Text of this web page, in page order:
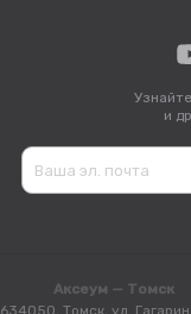
и
Аксеум — Томск
634050, Томск, ул.